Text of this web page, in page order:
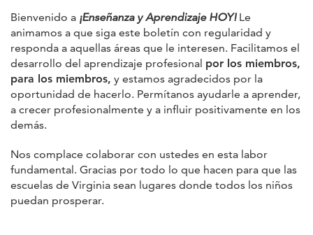
Bienvenido a ¡Enseñanza y Aprendizaje HOY! Le
animamos a que siga este boletín con regularidad y
responda a aquellas áreas que le interesen. Facilitamos el
desarrollo del aprendizaje profesional por los miembros,
para los miembros, y estamos agradecidos por la
oportunidad de hacerlo. Permítanos ayudarle a aprender,
a crecer profesionalmente y a influir positivamente en los
demás.
Nos complace colaborar con ustedes en esta labor
fundamental. Gracias por todo lo que hacen para que las
escuelas de Virginia sean lugares donde todos los niños
puedan prosperar.